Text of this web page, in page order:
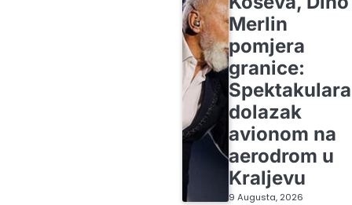
Merlin
pomjera
granice:
dolazak
avionom na
aerodrom u
Kraljevu
9 Augusta, 2026